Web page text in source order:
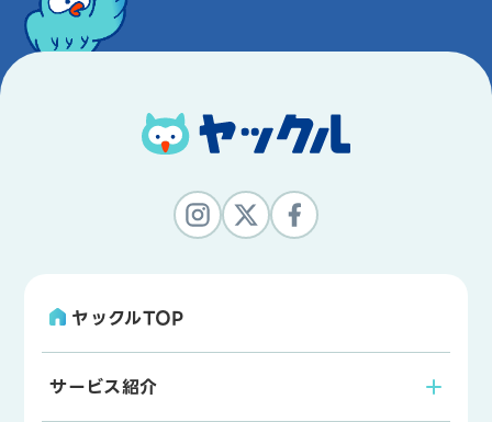
ヤックルTOP
サービス紹介